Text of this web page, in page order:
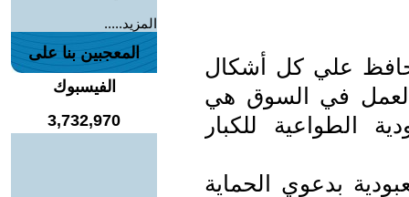
علي كل أشكال
في السوق هي
الطواعية للكبار
بدعوي الحماية
المزيد.....
المعجبين بنا على
الفيسبوك
3,732,970